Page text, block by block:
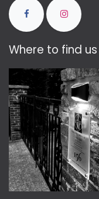
Where to find us​